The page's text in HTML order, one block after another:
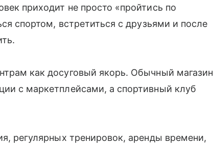
приходит не просто «пройтись по
спортом, встретиться с друзьями и после
как досуговый якорь. Обычный магазин
с маркетплейсами, а спортивный клуб
регулярных тренировок, аренды времени,